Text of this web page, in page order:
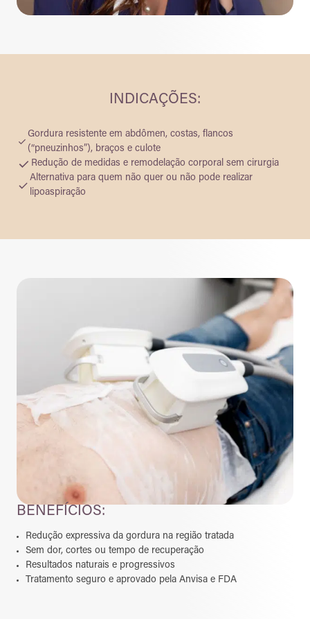
INDICAÇÕES:
Gordura resistente em abdômen, costas, flancos
(“pneuzinhos”), braços e culote
Redução de medidas e remodelação corporal sem cirurgia
Alternativa para quem não quer ou não pode realizar
lipoaspiração
BENEFÍCIOS:
Redução expressiva da gordura na região tratada
Sem dor, cortes ou tempo de recuperação
Resultados naturais e progressivos
Tratamento seguro e aprovado pela Anvisa e FDA